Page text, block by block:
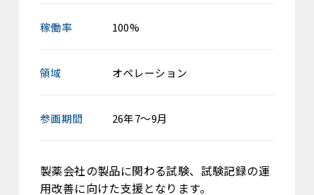
稼働率 100%
領域 オペレーション
参画期間 26年7～9月
製薬会社の製品に関わる試験、試験記録の運
用改善に向けた支援となります。